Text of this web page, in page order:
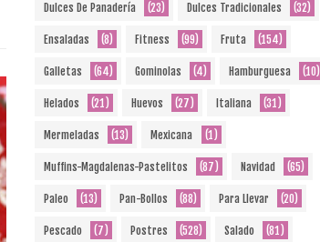
Dulces De Panadería (23) Dulces Tradicionales (32)
Ensaladas (8) Fitness (99) Fruta (154)
Galletas (64) Gominolas (4) Hamburguesa (10)
Helados (21) Huevos (27) Italiana (31)
Mermeladas (13) Mexicana (1)
Muffins-Magdalenas-Pastelitos (87) Navidad (65)
Paleo (13) Pan-Bollos (88) Para Llevar (20)
Pescado (7) Postres (528) Salado (81)